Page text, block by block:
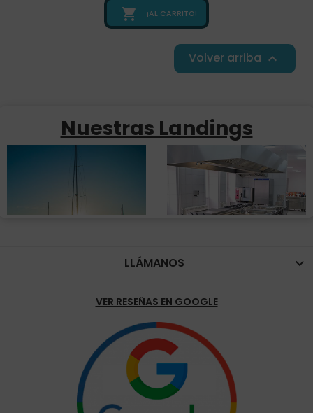
 ¡AL CARRITO!
Volver arriba 
Nuestras Landings
LLÁMANOS 
VER RESEÑAS EN GOOGLE